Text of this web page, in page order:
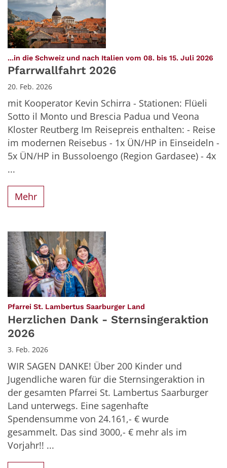
...in die Schweiz und nach Italien vom 08. bis 15. Juli 2026
Pfarrwallfahrt 2026
20. Feb. 2026
mit Kooperator Kevin Schirra - Stationen: Flüeli
Sotto il Monto und Brescia Padua und Veona
Kloster Reutberg Im Reisepreis enthalten: - Reise
im modernen Reisebus - 1x ÜN/HP in Einseideln -
5x ÜN/HP in Bussoloengo (Region Gardasee) - 4x
...
Mehr
Pfarrei St. Lambertus Saarburger Land
Herzlichen Dank - Sternsingeraktion
2026
3. Feb. 2026
WIR SAGEN DANKE! Über 200 Kinder und
Jugendliche waren für die Sternsingeraktion in
der gesamten Pfarrei St. Lambertus Saarburger
Land unterwegs. Eine sagenhafte
Spendensumme von 24.161,- € wurde
gesammelt. Das sind 3000,- € mehr als im
Vorjahr!! ...